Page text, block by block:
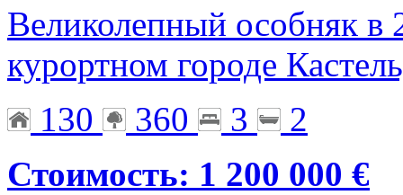
Великолепный особняк в
курортном городе
130
360 3
2
Стоимость: 1 200 000 €